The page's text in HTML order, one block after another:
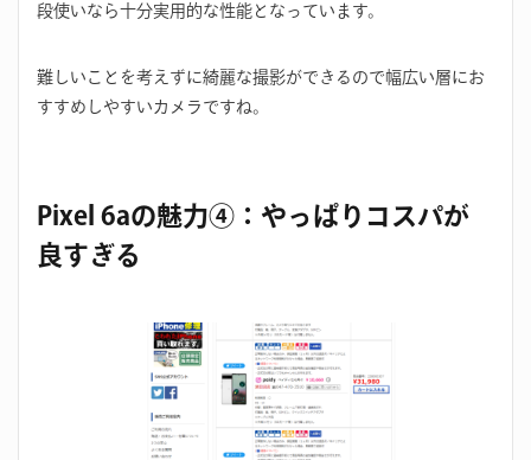
段使いなら十分実用的な性能となっています。
難しいことを考えずに綺麗な撮影ができるので幅広い層にお
すすめしやすいカメラですね。
Pixel 6aの魅力④：やっぱりコスパが
良すぎる